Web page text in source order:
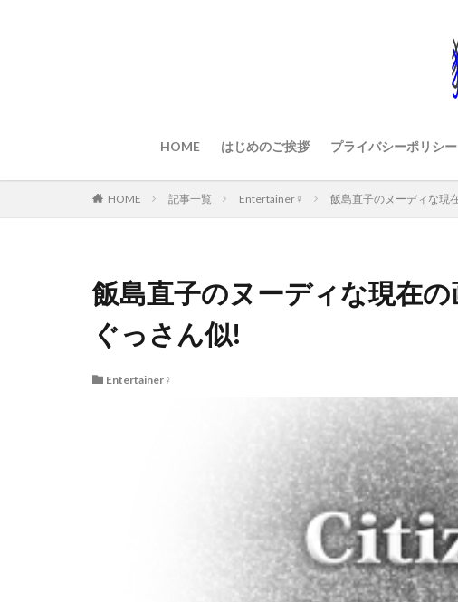
HOME はじめのご挨拶 プライバシーポリシー
HOME 記事一覧 Entertainer♀ 飯島直子のヌーディな現
飯島直子のヌーディな現在
ぐっさん似!
Entertainer♀